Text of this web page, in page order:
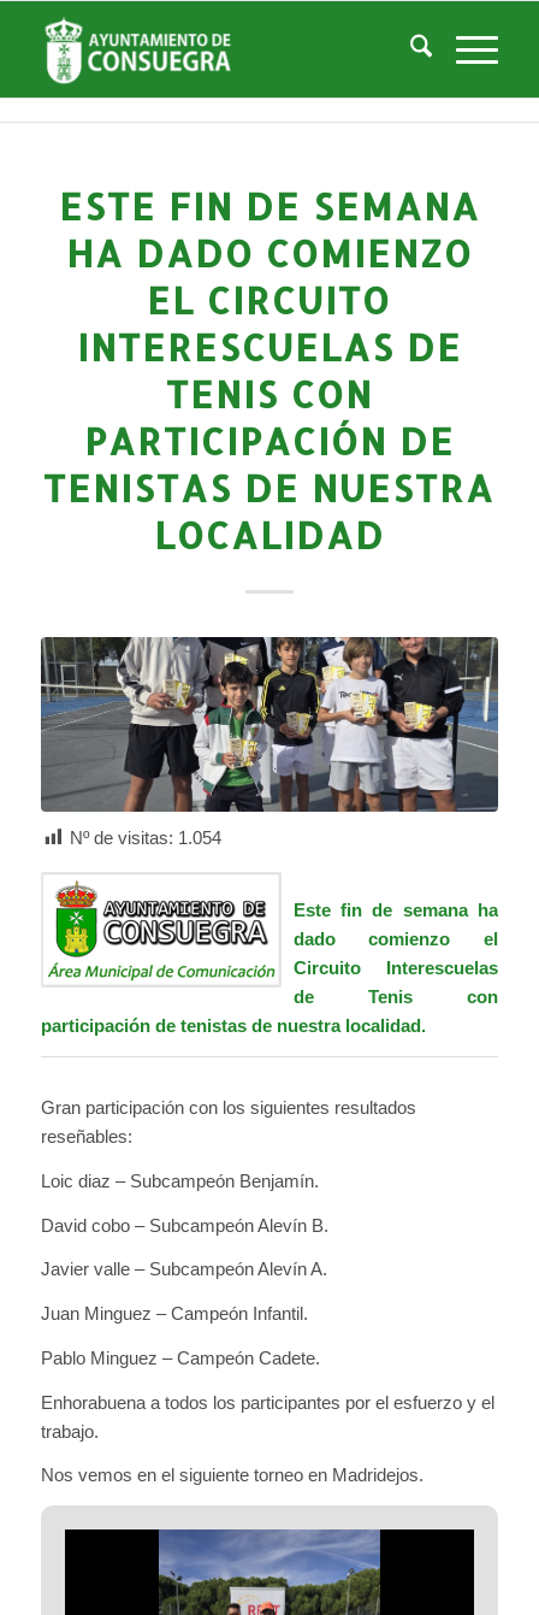
Noticias
Usted está aquí: Inicio / Noticias Deportes
Actividades deportivas /
ESTE FIN DE SEMANA
HA DADO COMIENZO
EL CIRCUITO
INTERESCUELAS DE
TENIS CON
PARTICIPACIÓN DE
TENISTAS DE NUESTRA
LOCALIDAD
Nº de visitas: 1.054
Este fin de semana ha
dado comienzo el
Circuito Interescuelas
de Tenis con
participación de tenistas de nuestra localidad.
Gran participación con los siguientes resultados
reseñables:
Loic diaz – Subcampeón Benjamín.
David cobo – Subcampeón Alevín B.
Javier valle – Subcampeón Alevín A.
Juan Minguez – Campeón Infantil.
Pablo Minguez – Campeón Cadete.
Enhorabuena a todos los participantes por el esfuerzo y el
trabajo.
Nos vemos en el siguiente torneo en Madridejos.